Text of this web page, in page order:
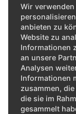
Wir
anbieten zu
Website zu
Informationen
an unsere
Analysen
Informationen
zusammen,
die sie im
gesammelt